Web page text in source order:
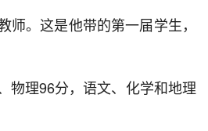
。这是他带的第一届学生，
物理96分，语文、化学和地理